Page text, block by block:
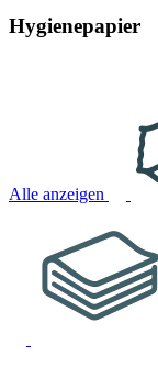
Hygienepapier
Alle anzeigen